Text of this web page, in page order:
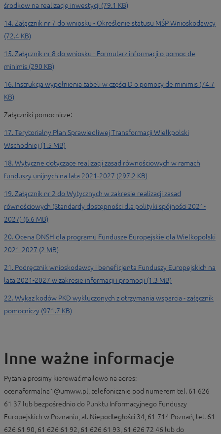
środkow na realizację inwestycji (79.1 KB)
14. Załącznik nr 7 do wniosku - Określenie statusu MŚP Wnioskodawcy
(72.4 KB)
15. Załącznik nr 8 do wniosku - Formularz informacji o pomoc de
minimis (290 KB)
16. Instrukcja wypełnienia tabeli w części D o pomocy de minimis (74.7
KB)
Załączniki pomocnicze:
17. Terytorialny Plan Sprawiedliwej Transformacji Wielkpolski
Wschodniej (1.5 MB)
18. Wytyczne dotyczące realizacji zasad równościowych w ramach
funduszy unijnych na lata 2021-2027 (297.2 KB)
19. Załącznik nr 2 do Wytycznych w zakresie realizacji zasad
równościowych (Standardy dostępności dla polityki spójności 2021-
2027) (6.6 MB)
20. Ocena DNSH dla programu Fundusze Europejskie dla Wielkopolski
2021-2027 (2 MB)
21. Podręcznik wnioskodawcy i beneficjenta Funduszy Europejskich na
lata 2021-2027 w zakresie informacji i promocji (1.3 MB)
22. Wykaz kodów PKD wykluczonych z otrzymania wsparcia - załącznik
pomocniczy (971.7 KB)
Inne ważne informacje
Pytania prosimy kierować mailowo na adres:
ocenaformalna1@umww.pl, telefonicznie pod numerem tel. 61 626
61 37 lub bezpośrednio do Punktu Informacyjnego Funduszy
Europejskich w Poznaniu, al. Niepodległości 34, 61-714 Poznań, tel. 61
626 61 90, 61 626 61 92, 61 626 61 93, 61 626 72 46 lub do